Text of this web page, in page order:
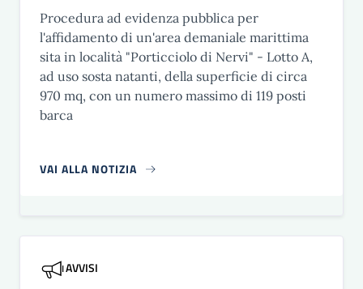
Procedura ad evidenza pubblica per
l'affidamento di un'area demaniale marittima
sita in località "Porticciolo di Nervi" - Lotto A,
ad uso sosta natanti, della superficie di circa
970 mq, con un numero massimo di 119 posti
barca
VAI ALLA NOTIZIA
AVVISI